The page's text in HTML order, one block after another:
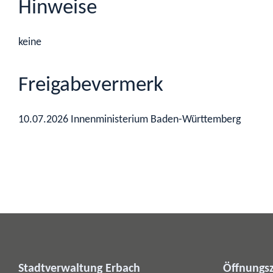
Hinweise
keine
Freigabevermerk
10.07.2026 Innenministerium Baden-Württemberg
Stadtverwaltung Erbach